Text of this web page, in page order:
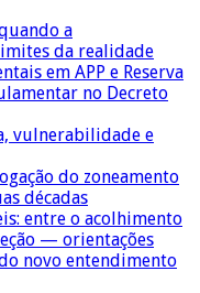
a
da realidade
em APP e Reserva
no Decreto
vulnerabilidade e
do zoneamento
décadas
entre o acolhimento
— orientações
novo entendimento